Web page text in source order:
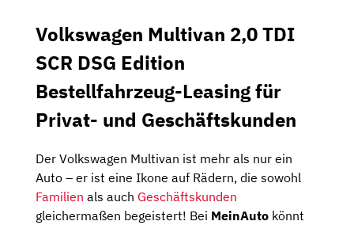
Volkswagen Multivan 2,0 TDI
SCR DSG Edition
Bestellfahrzeug-Leasing für
Privat- und Geschäftskunden
Der Volkswagen Multivan ist mehr als nur ein
Auto – er ist eine Ikone auf Rädern, die sowohl
Familien als auch Geschäftskunden
gleichermaßen begeistert! Bei MeinAuto könnt